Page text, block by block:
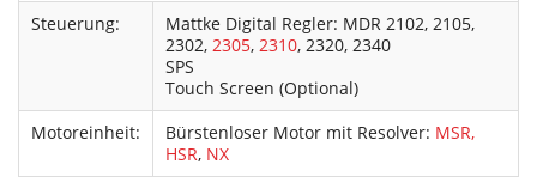
Steuerung:
Mattke Digital Regler: MDR 2102, 2105,
2302, 2305, 2310, 2320, 2340
SPS
Touch Screen (Optional)
Motoreinheit:
Bürstenloser Motor mit Resolver: MSR,
HSR, NX